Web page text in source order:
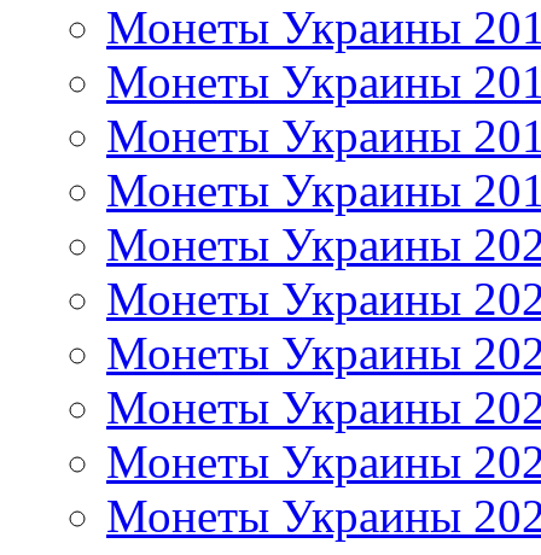
Монеты Украины
Монеты Украины
Монеты Украины
Монеты Украины
Монеты Украины
Монеты Украины
Монеты Украины
Монеты Украины
Монеты Украины
Монеты Украины